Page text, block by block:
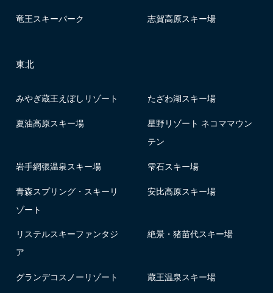
竜王スキーパーク 志賀高原スキー場
東北
みやぎ蔵王えぼしリゾート たざわ湖スキー場
夏油高原スキー場
星野リゾート ネコママウン
テン
岩手網張温泉スキー場 雫石スキー場
青森スプリング・スキーリ
ゾート
安比高原スキー場
リステルスキーファンタジ
ア
絶景・猪苗代スキー場
グランデコスノーリゾート 蔵王温泉スキー場